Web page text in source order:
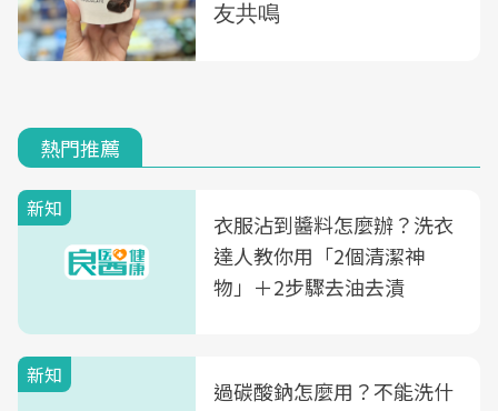
熱門推薦
新知
衣服沾到醬料怎麼辦？洗衣
達人教你用「2個清潔神
物」＋2步驟去油去漬
新知
過碳酸鈉怎麼用？不能洗什